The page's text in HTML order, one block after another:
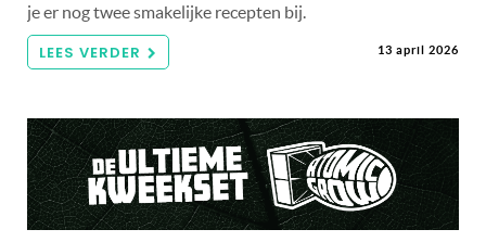
je er nog twee smakelijke recepten bij.
LEES VERDER 13 april 2026